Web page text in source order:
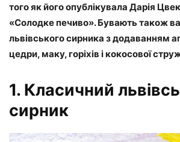
того як його опублікувала Дарія Цвек
«Солодке печиво». Бувають також
львівського сирника з додаванням
цедри, маку, горіхів і кокосової
1. Класичний
сирник